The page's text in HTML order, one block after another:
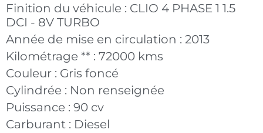
Finition du véhicule : CLIO 4 PHASE 1 1.5
DCI - 8V TURBO
Année de mise en circulation : 2013
Kilométrage ** : 72000 kms
Couleur : Gris foncé
Cylindrée : Non renseignée
Puissance : 90 cv
Carburant : Diesel